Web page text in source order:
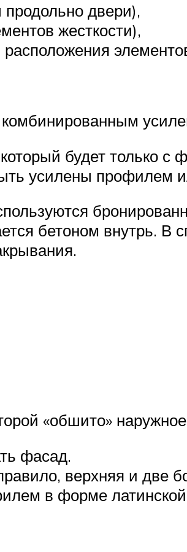
двери),
жесткости),
будет только с
усилены профилем
бетоном внутрь. В
«обшито»
фасад.
верхняя и две
в форме